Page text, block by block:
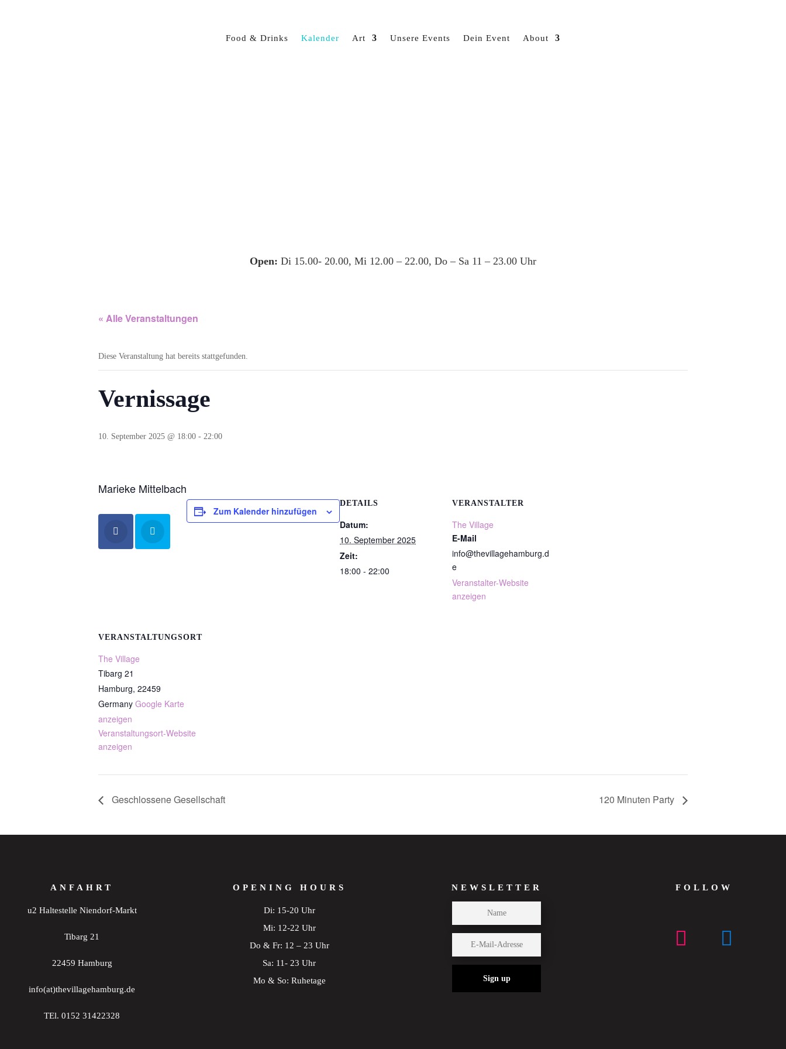
Food & Drinks Kalender Art Unsere Events Dein Event About
Open: Di 15.00- 20.00, Mi 12.00 – 22.00, Do – Sa 11 – 23.00 Uhr
« Alle Veranstaltungen
Diese Veranstaltung hat bereits stattgefunden.
Vernissage
10. September 2025 @ 18:00 - 22:00
Marieke Mittelbach
Zum Kalender hinzufügen
DETAILS
Datum:
10. September 2025
Zeit:
18:00 - 22:00
VERANSTALTER
The Village
E-Mail
info@thevillagehamburg.d
e
Veranstalter-Website
anzeigen
VERANSTALTUNGSORT
The Village
Tibarg 21
Hamburg, 22459
Germany Google Karte
anzeigen
Veranstaltungsort-Website
anzeigen
Geschlossene Gesellschaft 120 Minuten Party
ANFAHRT
u2 Haltestelle Niendorf-Markt
Tibarg 21
22459 Hamburg
info(at)thevillagehamburg.de
TEl. 0152 31422328
OPENING HOURS
Di: 15-20 Uhr
Mi: 12-22 Uhr
Do & Fr: 12 – 23 Uhr
Sa: 11- 23 Uhr
Mo & So: Ruhetage
NEWSLETTER
Sign up
FOLLOW